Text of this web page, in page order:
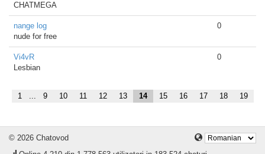
CHATMEGA
nange log
nude for free
0
Vi4vR
Lesbian
0
1 ... 9 10 11 12 13 14 15 16 17 18 19
© 2026 Chatovod